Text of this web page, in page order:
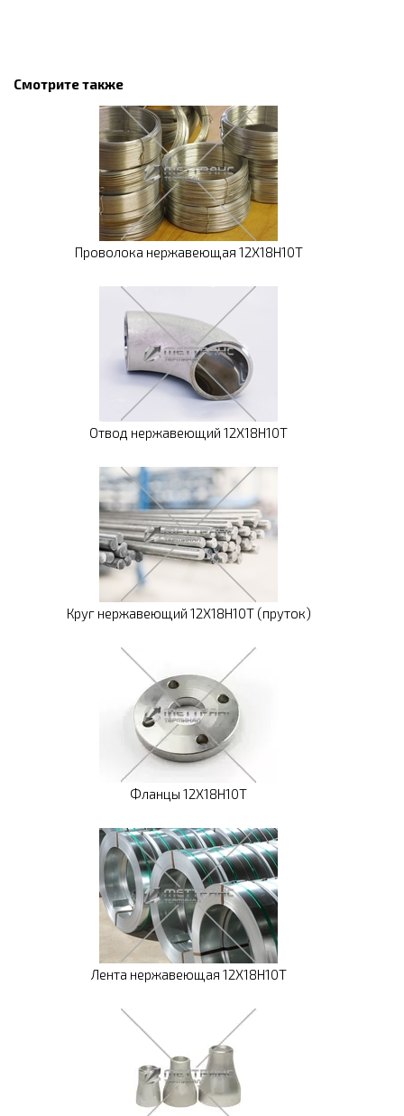
Смотрите также
Проволока нержавеющая 12Х18Н10Т
Отвод нержавеющий 12Х18Н10Т
Круг нержавеющий 12Х18Н10Т (пруток)
Фланцы 12Х18Н10Т
Лента нержавеющая 12Х18Н10Т